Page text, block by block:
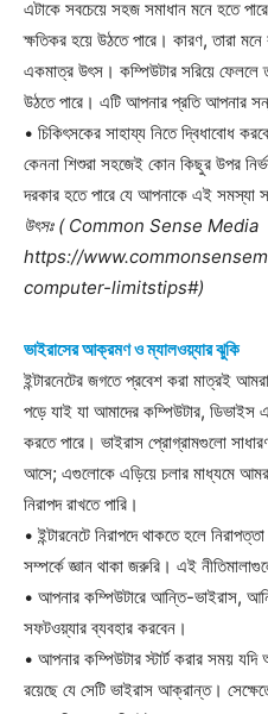
এটাকে সবচেয়ে সহজ সমাধান মনে হতে
ক্ষতিকর হয়ে উঠতে পারে। কারণ, তারা
একমাত্র উৎস। কম্পিউটার সরিয়ে ফেললে
উঠতে পারে। এটি আপনার প্রতি আপনার
• চিকিৎসকের সাহায্য নিতে দ্বিধাবোধ
কেননা শিশুরা সহজেই কোন কিছুর উপর
দরকার হতে পারে যে আপনাকে এই সমস্যা
উৎসঃ ( Common Sense Media
https://
computer-limitstips#)
ভাইরাসের আক্রমণ ও ম্যালওয়্যার ঝুকি
ইন্টারনেটের জগতে প্রবেশ করা মাত্রই
পড়ে যাই যা আমাদের কম্পিউটার,
করতে পারে। ভাইরাস প্রোগ্রামগুলো
আসে; এগুলোকে এড়িয়ে চলার মাধ্যমে
নিরাপদ রাখতে পারি।
• ইন্টারনেটে নিরাপদে থাকতে হলে
সম্পর্কে জ্ঞান থাকা জরুরি। এই
• আপনার কম্পিউটারে আন্তি-ভাইরাস,
সফটওয়্যার ব্যবহার করবেন।
• আপনার কম্পিউটার স্টার্ট করার সময়
রয়েছে যে সেটি ভাইরাস আক্রান্ত।